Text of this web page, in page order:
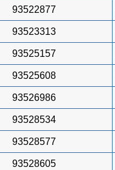
93522877
93523313
93525157
93525608
93526986
93528534
93528577
93528605